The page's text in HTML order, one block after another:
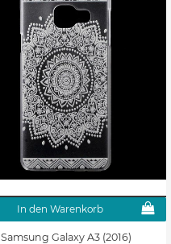
In den Warenkorb
Samsung Galaxy A3 (2016)